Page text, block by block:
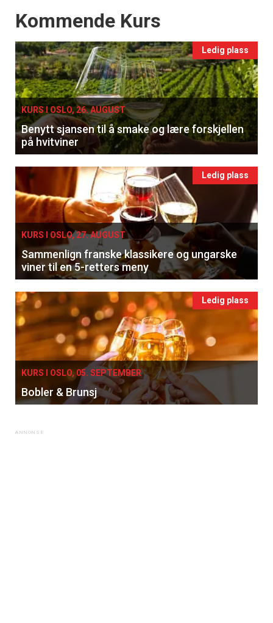
Events
Kommende Kurs
Ledig plass
KURS I OSLO, 26. AUGUST
Benytt sjansen til å smake og lære forskjellen
på hvitviner
Ledig plass
KURS I OSLO, 27. AUGUST
Sammenlign franske klassikere og ungarske
viner til en 5-retters meny
Ledig plass
KURS I OSLO, 05. SEPTEMBER
Bobler & Brunsj